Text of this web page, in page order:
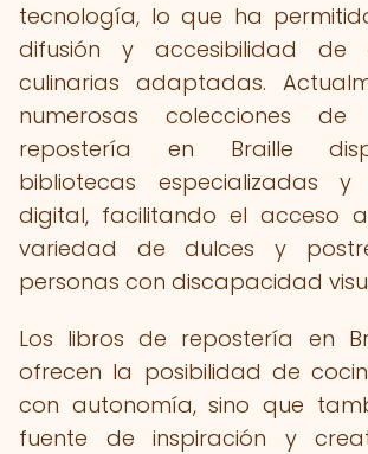
tecnología, lo que ha
difusión y accesibilidad de
culinarias adaptadas.
numerosas colecciones
repostería en Braille
bibliotecas especializadas
digital, facilitando el acceso
variedad de dulces y
personas con discapacidad
Los libros de repostería en
ofrecen la posibilidad de
con autonomía, sino que
fuente de inspiración y